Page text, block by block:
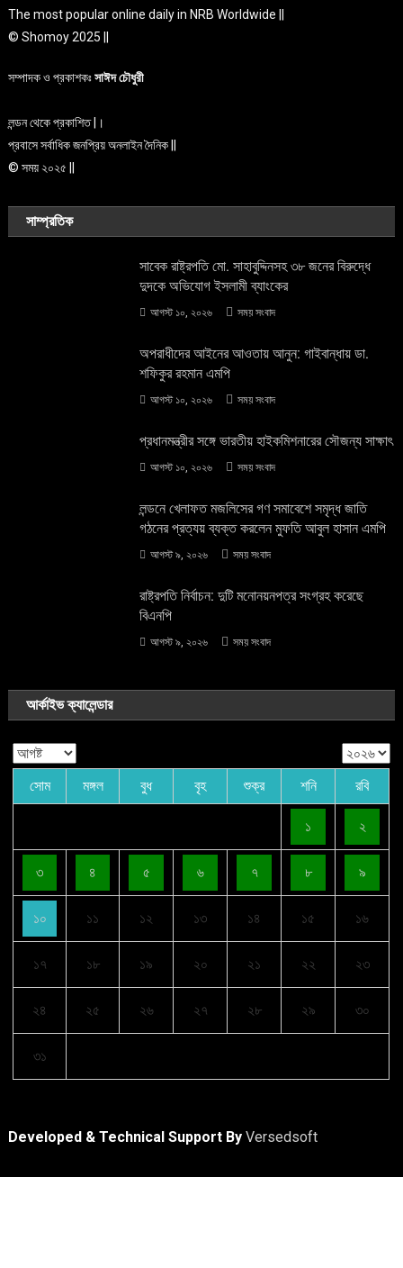
The most popular online daily in NRB Worldwide ||
© Shomoy 2025 ||
সম্পাদক ও প্রকাশকঃসাঈদ চৌধুরী
লন্ডন থেকে প্রকাশিত |।
প্রবাসে সর্বাধিক জনপ্রিয় অনলাইন দৈনিক ||
© সময় ২০২৫ ||
সাম্প্রতিক
সাবেক রাষ্ট্রপতি মো. সাহাবুদ্দিনসহ ৩৮ জনের বিরুদ্ধে
দুদকে অভিযোগ ইসলামী ব্যাংকের
আগস্ট ১০, ২০২৬ সময় সংবাদ
অপরাধীদের আইনের আওতায় আনুন: গাইবান্ধায় ডা.
শফিকুর রহমান এমপি
আগস্ট ১০, ২০২৬ সময় সংবাদ
প্রধানমন্ত্রীর সঙ্গে ভারতীয় হাইকমিশনারের সৌজন্য সাক্ষাৎ
আগস্ট ১০, ২০২৬ সময় সংবাদ
লন্ডনে খেলাফত মজলিসের গণ সমাবেশে সমৃদ্ধ জাতি
গঠনের প্রত্যয় ব্যক্ত করলেন মুফতি আবুল হাসান এমপি
আগস্ট ৯, ২০২৬ সময় সংবাদ
রাষ্ট্রপতি নির্বাচন: দুটি মনোনয়নপত্র সংগ্রহ করেছে
বিএনপি
আগস্ট ৯, ২০২৬ সময় সংবাদ
আর্কাইভ ক্যালেন্ডার
সোম মঙ্গল বুধ বৃহ শুক্র শনি রবি
১ ২
৩ ৪ ৫ ৬ ৭ ৮ ৯
১০ ১১ ১২ ১৩ ১৪ ১৫ ১৬
১৭ ১৮ ১৯ ২০ ২১ ২২ ২৩
২৪ ২৫ ২৬ ২৭ ২৮ ২৯ ৩০
৩১
Developed & Technical Support ByVersedsoft